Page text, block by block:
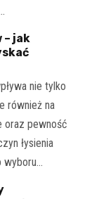
– jak
nie tylko
również na
oraz pewność
łysienia
wyboru…